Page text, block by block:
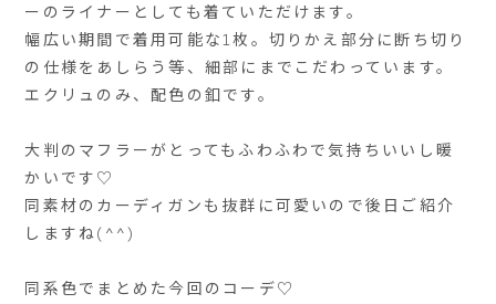
ーのライナーとしても着ていただけます。
幅広い期間で着用可能な1枚。切りかえ部分に断ち切り
の仕様をあしらう等、細部にまでこだわっています。
エクリュのみ、配色の釦です。
大判のマフラーがとってもふわふわで気持ちいいし暖
かいです♡
同素材のカーディガンも抜群に可愛いので後日ご紹介
しますね(^^)
同系色でまとめた今回のコーデ♡